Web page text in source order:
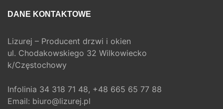
DANE KONTAKTOWE
Lizurej – Producent drzwi i okien
ul. Chodakowskiego 32 Wilkowiecko
k/Częstochowy
Infolinia 34 318 71 48, +48 665 65 77 88
Email: biuro@lizurej.pl